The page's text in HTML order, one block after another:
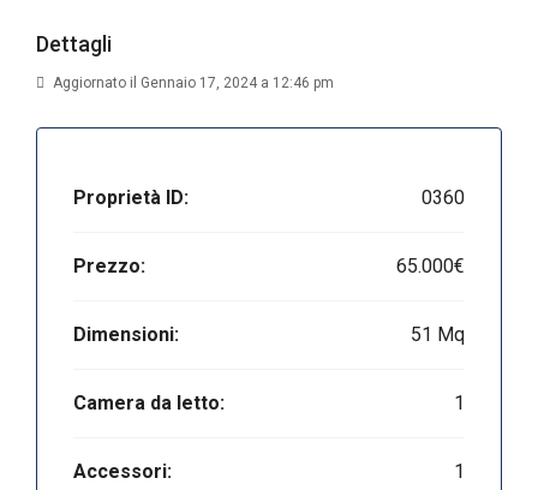
Dettagli
Aggiornato il Gennaio 17, 2024 a 12:46 pm
Proprietà ID: 0360
Prezzo: 65.000€
Dimensioni: 51 Mq
Camera da letto: 1
Accessori: 1